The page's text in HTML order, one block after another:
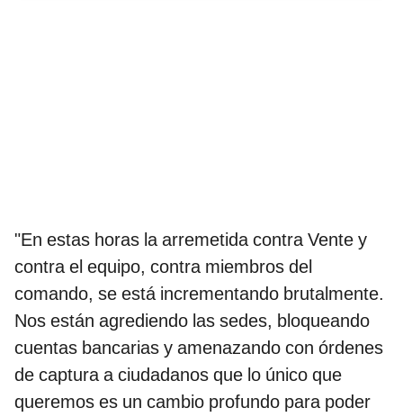
"En estas horas la arremetida contra Vente y
contra el equipo, contra miembros del
comando, se está incrementando brutalmente.
Nos están agrediendo las sedes, bloqueando
cuentas bancarias y amenazando con órdenes
de captura a ciudadanos que lo único que
queremos es un cambio profundo para poder